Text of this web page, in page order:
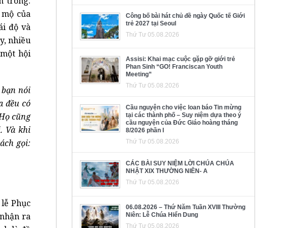
của
độ và
nhiều
hội
nói
đều có
cũng
Và khi
gọi:
Phục
ra
Công bố bài hát chủ đề ngày Quốc tế Giới
trẻ 2027 tại Seoul
Thứ Tư 05.08.2026
Assisi: Khai mạc cuộc gặp gỡ giới trẻ
Phan Sinh “GO! Franciscan Youth
Meeting”
Thứ Tư 05.08.2026
Cầu nguyện cho việc loan báo Tin mừng
tại các thành phố – Suy niệm dựa theo ý
cầu nguyện của Đức Giáo hoàng tháng
8/2026 phần I
Thứ Tư 05.08.2026
CÁC BÀI SUY NIỆM LỜI CHÚA CHÚA
NHẬT XIX THƯỜNG NIÊN- A
Thứ Tư 05.08.2026
06.08.2026 – Thứ Năm Tuần XVIII Thường
Niên: Lễ Chúa Hiển Dung
Thứ Tư 05.08.2026